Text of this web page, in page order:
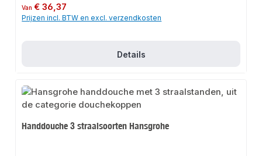
Normale prijs:
Van€ 36,37
Prijzen incl. BTW en excl. verzendkosten
Details
Handdouche 3 straalsoorten Hansgrohe